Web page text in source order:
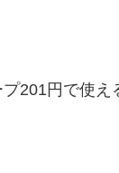
201円で使え